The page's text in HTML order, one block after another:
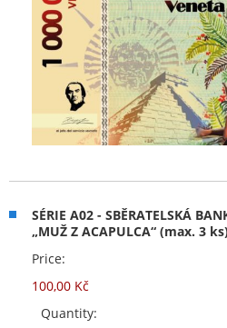
SÉRIE A02 - SBĚRATELSKÁ
„MUŽ Z ACAPULCA“ (max. 3
Price:
100,00 Kč
Quantity: